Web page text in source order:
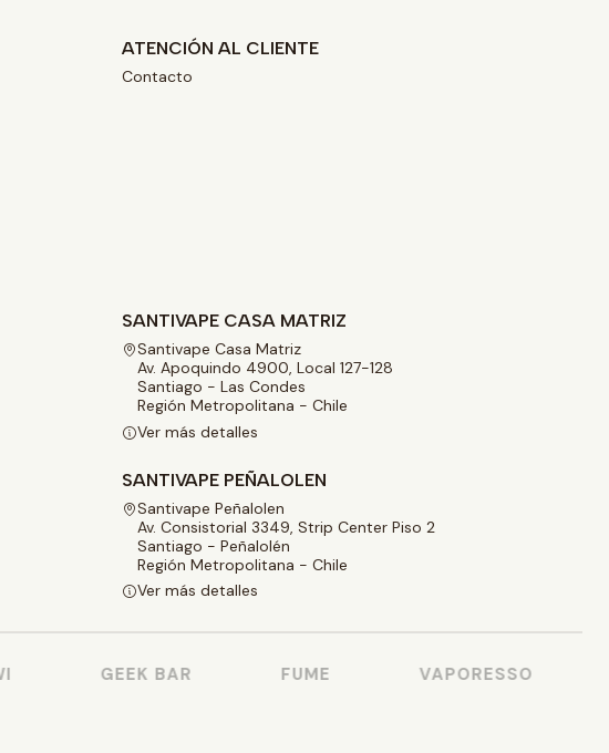
ATENCIÓN AL CLIENTE
Contacto
SANTIVAPE CASA MATRIZ
Santivape Casa Matriz
Av. Apoquindo 4900, Local 127-128
Santiago - Las Condes
Región Metropolitana - Chile
Ver más detalles
SANTIVAPE PEÑALOLEN
Santivape Peñalolen
Av. Consistorial 3349, Strip Center Piso 2
Santiago - Peñalolén
Región Metropolitana - Chile
Ver más detalles
GEEK BAR FUME VAPORESSO